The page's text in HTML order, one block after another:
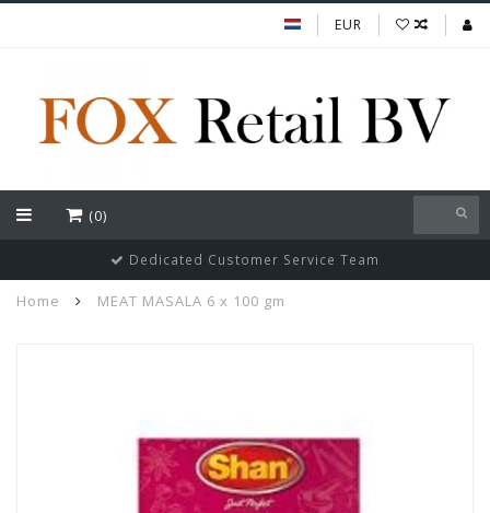
EUR
(0)
Dedicated Customer Service Team
Home MEAT MASALA 6 x 100 gm